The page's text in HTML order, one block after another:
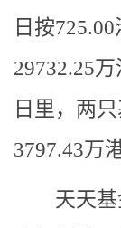
日按
29732.25
日里，两
3797.43万
天天基金